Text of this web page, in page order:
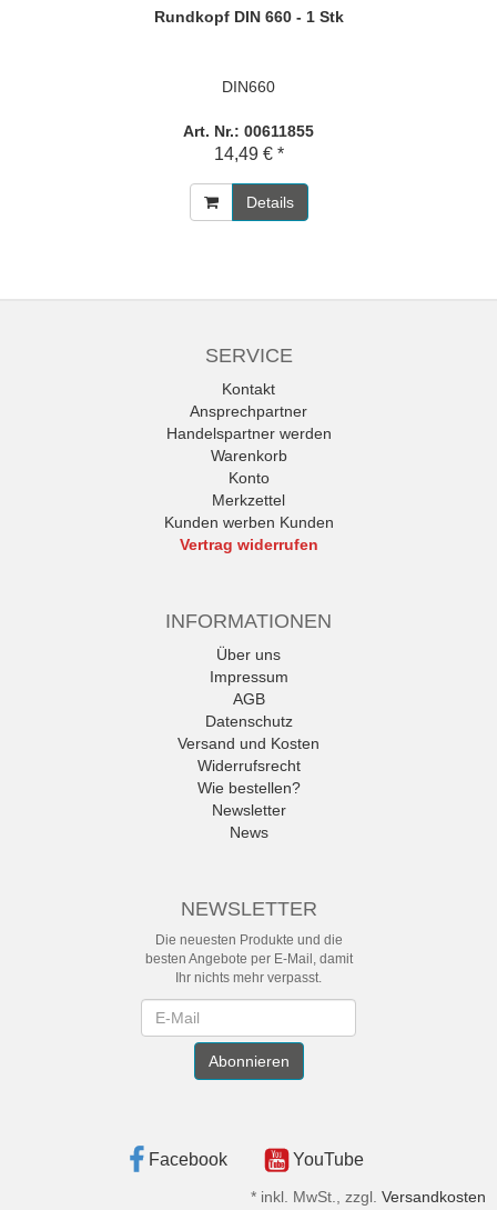
Rundkopf DIN 660 - 1 Stk
DIN660
Art. Nr.: 00611855
14,49 € *
Details
SERVICE
Kontakt
Ansprechpartner
Handelspartner werden
Warenkorb
Konto
Merkzettel
Kunden werben Kunden
Vertrag widerrufen
INFORMATIONEN
Über uns
Impressum
AGB
Datenschutz
Versand und Kosten
Widerrufsrecht
Wie bestellen?
Newsletter
News
NEWSLETTER
Die neuesten Produkte und die
besten Angebote per E-Mail, damit
Ihr nichts mehr verpasst.
Abonnieren
Facebook YouTube
* inkl. MwSt., zzgl. Versandkosten